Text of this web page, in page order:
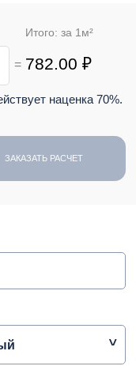
=
Итого: за 1 м²
782.00 ₽
наценка 70%.
ЗАКАЗАТЬ РАСЧЕТ